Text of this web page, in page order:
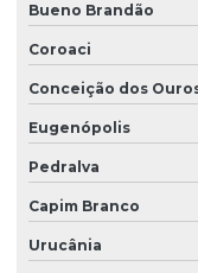
Bueno Brandão
Coroaci
Conceição dos
Eugenópolis
Pedralva
Capim Branco
Urucânia